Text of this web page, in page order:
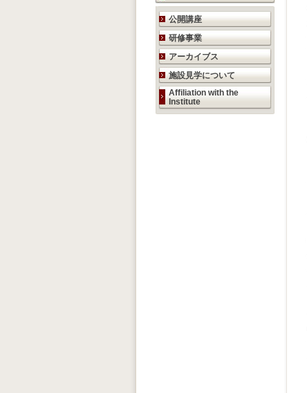
研究活動のご案内
公開講座
研修事業
アーカイブス
施設見学について
Affiliation with the
Institute